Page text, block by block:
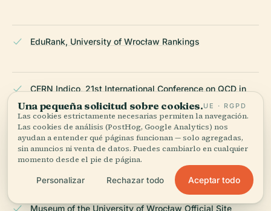
EduRank, University of Wrocław Rankings
CERN Indico, 21st International Conference on QCD in
Extreme Conditions (XQCD 2025)
Official University of Wrocław Website, Aula Leopoldina
Conservation
Museum of the University of Wrocław Official Site
Una pequeña solicitud sobre cookies.UE · RGPD
Las cookies estrictamente necesarias permiten la navegación.
Las cookies de análisis (PostHog, Google Analytics) nos
ayudan a entender qué páginas funcionan — solo agregadas,
sin anuncios ni venta de datos. Puedes cambiarlo en cualquier
momento desde el pie de página.
Personalizar Rechazar todo Aceptar todo